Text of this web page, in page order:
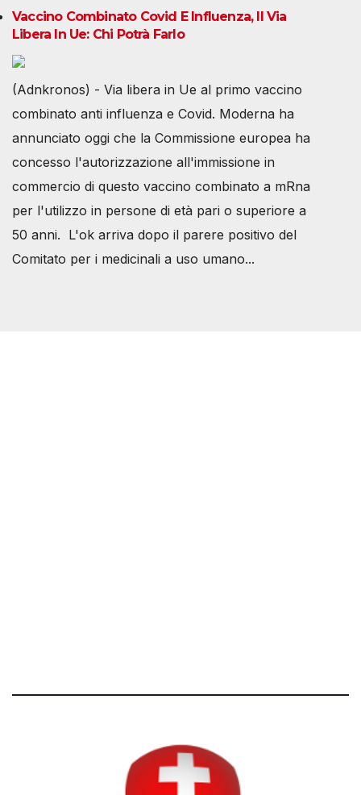
Vaccino Combinato Covid E Influenza, Il Via
Libera In Ue: Chi Potrà Farlo
(Adnkronos) - Via libera in Ue al primo vaccino
combinato anti influenza e Covid. Moderna ha
annunciato oggi che la Commissione europea ha
concesso l'autorizzazione all'immissione in
commercio di questo vaccino combinato a mRna
per l'utilizzo in persone di età pari o superiore a
50 anni. L'ok arriva dopo il parere positivo del
Comitato per i medicinali a uso umano...